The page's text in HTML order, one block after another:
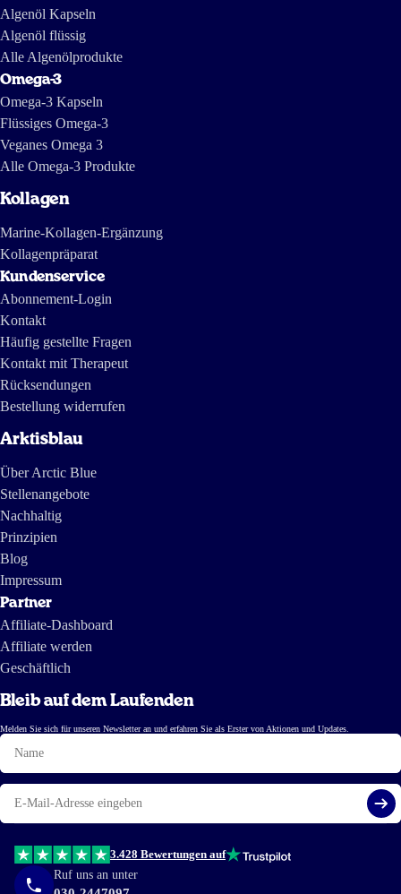
Algenöl Kapseln
Algenöl flüssig
Alle Algenölprodukte
Omega-3
Omega-3 Kapseln
Flüssiges Omega-3
Veganes Omega 3
Alle Omega-3 Produkte
Kollagen
Marine-Kollagen-Ergänzung
Kollagenpräparat
Kundenservice
Abonnement-Login
Kontakt
Häufig gestellte Fragen
Kontakt mit Therapeut
Rücksendungen
Bestellung widerrufen
Arktisblau
Über Arctic Blue
Stellenangebote
Nachhaltig
Prinzipien
Blog
Impressum
Partner
Affiliate-Dashboard
Affiliate werden
Geschäftlich
Bleib auf dem Laufenden
Melden Sie sich für unseren Newsletter an und erfahren Sie als Erster von Aktionen und Updates.
Name
E-
Mail
3.428 Bewertungen auf
Ruf uns an unter